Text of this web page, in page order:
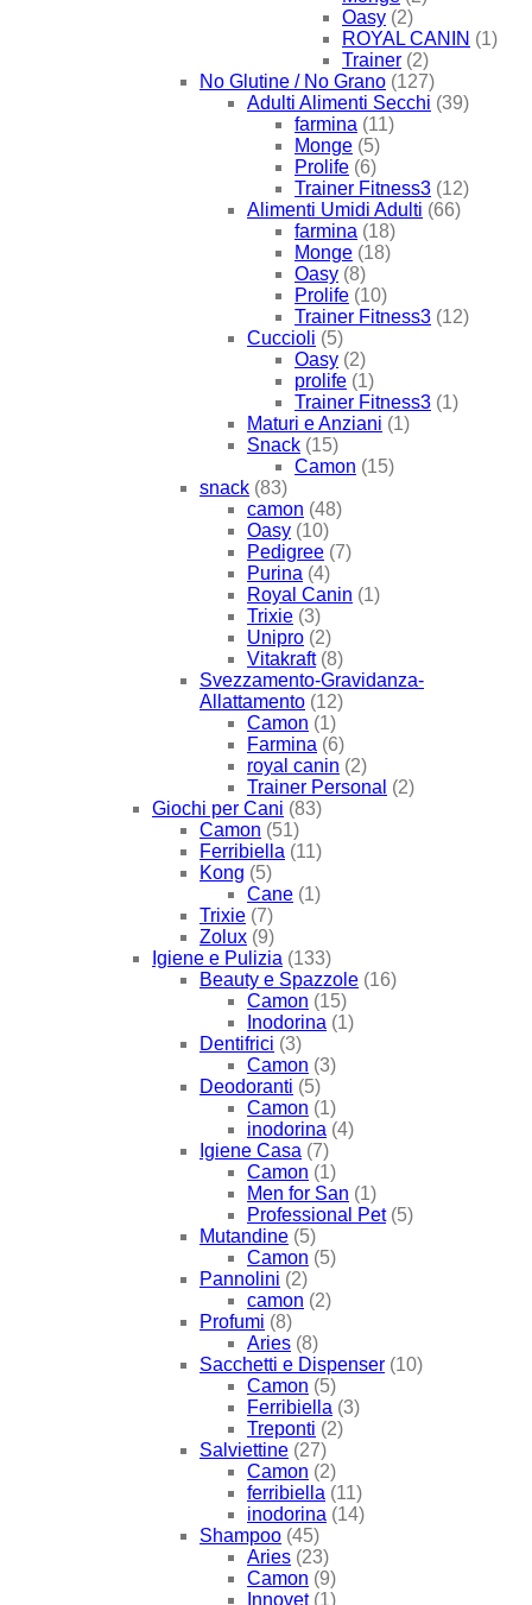
Oasy (2)
ROYAL CANIN (1)
Trainer (2)
No Glutine / No Grano (127)
Adulti Alimenti Secchi (39)
farmina (11)
Monge (5)
Prolife (6)
Trainer Fitness3 (12)
Alimenti Umidi Adulti (66)
farmina (18)
Monge (18)
Oasy (8)
Prolife (10)
Trainer Fitness3 (12)
Cuccioli (5)
Oasy (2)
prolife (1)
Trainer Fitness3 (1)
Maturi e Anziani (1)
Snack (15)
Camon (15)
snack (83)
camon (48)
Oasy (10)
Pedigree (7)
Purina (4)
Royal Canin (1)
Trixie (3)
Unipro (2)
Vitakraft (8)
Svezzamento-Gravidanza-
Allattamento (12)
Camon (1)
Farmina (6)
royal canin (2)
Trainer Personal (2)
Giochi per Cani (83)
Camon (51)
Ferribiella (11)
Kong (5)
Cane (1)
Trixie (7)
Zolux (9)
Igiene e Pulizia (133)
Beauty e Spazzole (16)
Camon (15)
Inodorina (1)
Dentifrici (3)
Camon (3)
Deodoranti (5)
Camon (1)
inodorina (4)
Igiene Casa (7)
Camon (1)
Men for San (1)
Professional Pet (5)
Mutandine (5)
Camon (5)
Pannolini (2)
camon (2)
Profumi (8)
Aries (8)
Sacchetti e Dispenser (10)
Camon (5)
Ferribiella (3)
Treponti (2)
Salviettine (27)
Camon (2)
ferribiella (11)
inodorina (14)
Shampoo (45)
Aries (23)
Camon (9)
Innovet (1)